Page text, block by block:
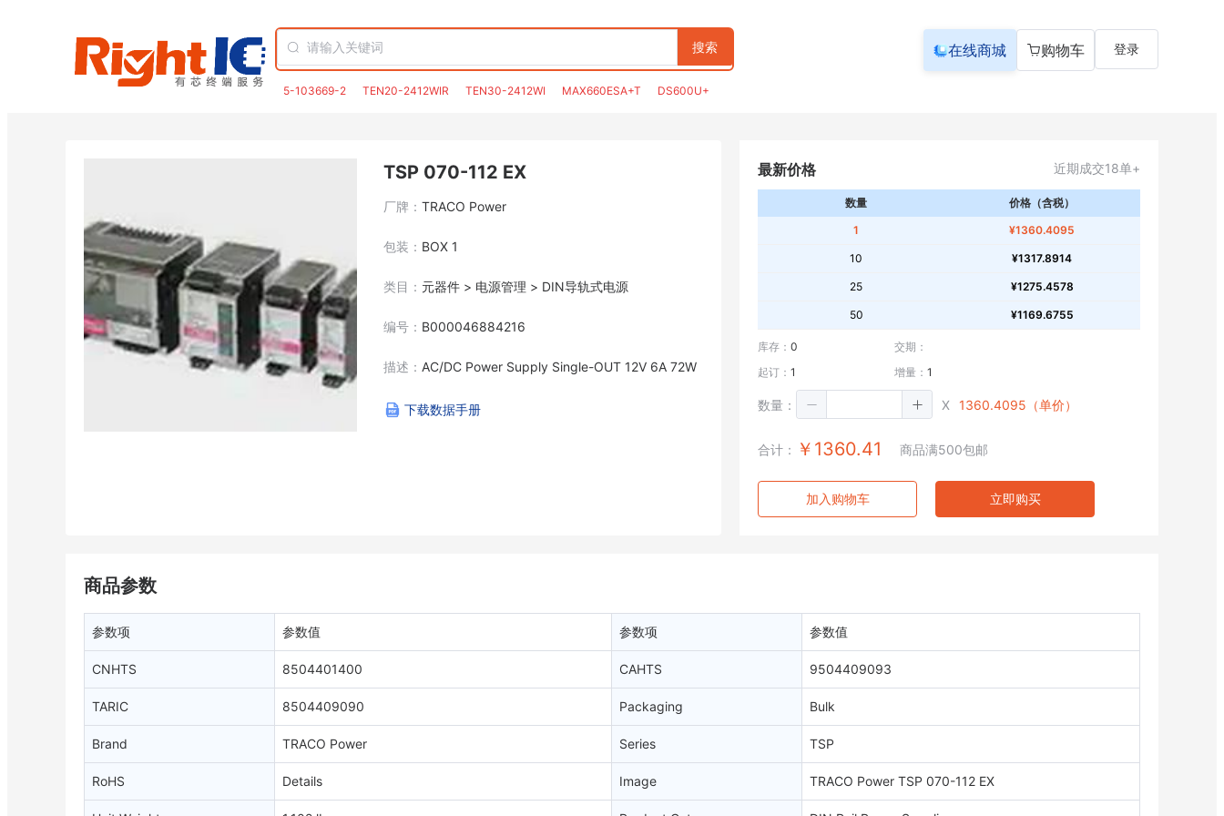
搜索
5-103669-2 TEN20-2412WIR TEN30-2412WI MAX660ESA+T DS600U+
在线商城 购物车 登录
TSP 070-112 EX
厂牌： TRACO Power
包装： BOX 1
类目： 元器件 > 电源管理 > DIN导轨式电源
编号： B000046884216
描述： AC/DC Power Supply Single-OUT 12V 6A 72W
下载数据手册
最新价格 近期成交18单+
数量
价格（含税）
1
¥1360.4095
10 ¥1317.8914
25 ¥1275.4578
50 ¥1169.6755
库存： 0
交期：
起订： 1 增量： 1
数量： X 1360.4095（单价）
合计： ￥1360.41 商品满500包邮
加入购物车 立即购买
商品参数
参数项 参数值 参数项 参数值
CNHTS 8504401400 CAHTS 9504409093
TARIC 8504409090 Packaging Bulk
Brand TRACO Power Series TSP
RoHS Details Image TRACO Power TSP 070-112 EX